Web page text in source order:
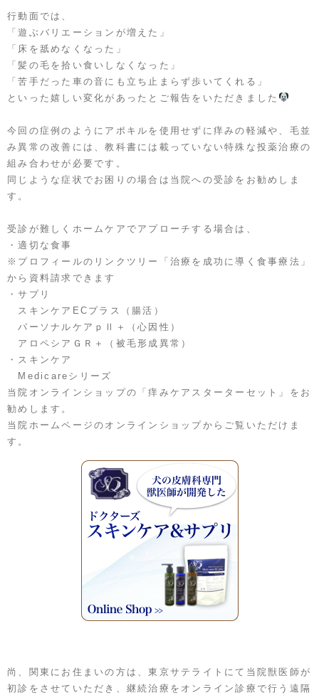
行動面では、
「遊ぶバリエーションが増えた」
「床を舐めなくなった」
「髪の毛を拾い食いしなくなった」
「苦手だった車の音にも立ち止まらず歩いてくれる」
といった嬉しい変化があったとご報告をいただきました
今回の症例のようにアポキルを使用せずに痒みの軽減や、毛並
み異常の改善には、教科書には載っていない特殊な投薬治療の
組み合わせが必要です。
同じような症状でお困りの場合は当院への受診をお勧めしま
す。
受診が難しくホームケアでアプローチする場合は、
・適切な食事
※プロフィールのリンクツリー「治療を成功に導く食事療法」
から資料請求できます
・サプリ
スキンケアECプラス（腸活）
パーソナルケアｐⅡ＋（心因性）
アロペシアＧＲ＋（被毛形成異常）
・スキンケア
Medicareシリーズ
当院オンラインショップの「痒みケアスターターセット」をお
勧めします。
当院ホームページのオンラインショップからご覧いただけま
す。
尚、関東にお住まいの方は、東京サテライトにて当院獣医師が
初診をさせていただき、継続治療をオンライン診療で行う遠隔